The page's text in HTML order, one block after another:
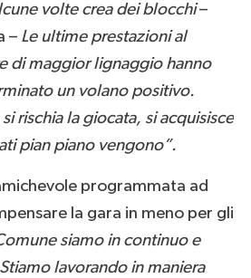
volte crea dei blocchi–
–Le ultime prestazioni al
di maggior lignaggio hanno
un volano positivo.
rischia la giocata, si acquisisce
pian piano vengono”.
programmata ad
la gara in meno per gli
siamo in continuo e
lavorando in maniera